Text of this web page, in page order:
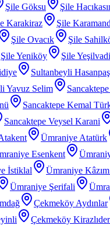
Şile Göksu Şile
Karakiraz Şile
Şile Ovacık Şile
Şile Yeniköy Şile Yeşilvadi
Sultanbeyli
Yavuz Selim
Sancaktepe Kemal
Sancaktepe Veysel Karani
Ümraniye Atatürk
Esenkent
İstiklal Ümraniye
Ümraniye Şerifali
Çekmeköy Aydınlar
Çekmeköy